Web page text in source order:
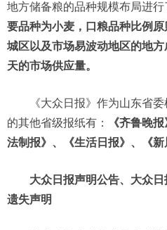
地方储备粮的品种规模布局进行
要品种为小麦，口粮品种比例
城区以及市场易波动地区的地
天的市场供应量。
《大众日报》作为山东省
的其他省级报纸有：
《齐鲁晚
法制报》、《生活日报》、《新
大众日报声明公告、大众
遗失声明